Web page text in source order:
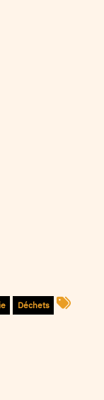
Déchets